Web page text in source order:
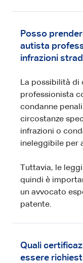
Posso
autista
infrazioni
La possibilità di
professionista
condanne
circostanze
infrazioni o
ineleggibile per
Tuttavia, le
quindi è
un avvocato
patente.
Quali
essere